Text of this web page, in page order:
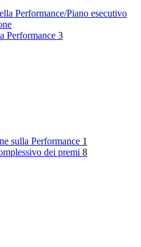
Performance/Piano esecutivo
Performance 3
sulla Performance 1
dei premi 8